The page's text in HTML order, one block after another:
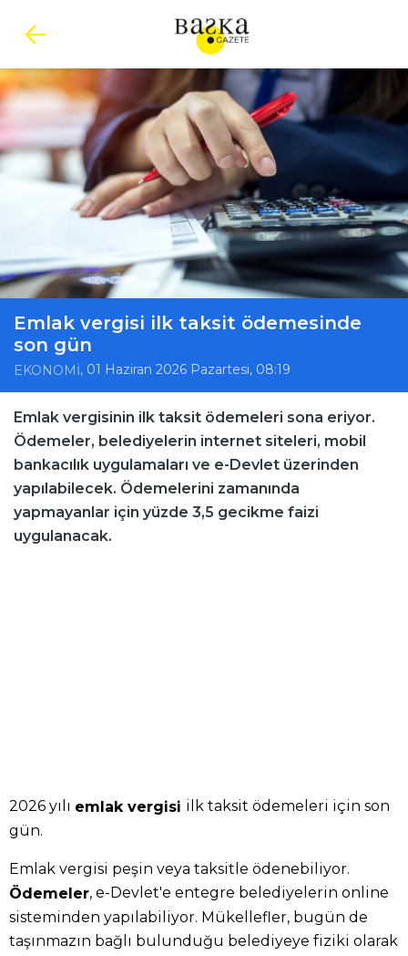
Emlak vergisi ilk taksit ödemesinde
son gün
EKONOMİ, 01 Haziran 2026 Pazartesi, 08:19
Emlak vergisinin ilk taksit ödemeleri sona eriyor.
Ödemeler, belediyelerin internet siteleri, mobil
bankacılık uygulamaları ve e-Devlet üzerinden
yapılabilecek. Ödemelerini zamanında
yapmayanlar için yüzde 3,5 gecikme faizi
uygulanacak.
2026 yılı emlak vergisi ilk taksit ödemeleri için son
gün.
Emlak vergisi peşin veya taksitle ödenebiliyor.
Ödemeler, e-Devlet'e entegre belediyelerin online
sisteminden yapılabiliyor. Mükellefler, bugün de
taşınmazın bağlı bulunduğu belediyeye fiziki olarak